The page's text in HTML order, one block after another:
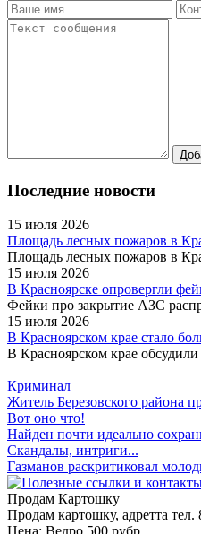
Последние новости
15 июля 2026
Площадь лесных пожаров в
Площадь лесных пожаров в
15 июля 2026
В Красноярске опровергли
Фейки про закрытие АЗС
15 июля 2026
В Красноярском крае стало
В Красноярском крае
Криминал
Житель Березовского района
Вот оно что!
Найден почти идеально
Скандалы, интриги...
Газманов раскритиковал
Продам Картошку
Продам картошку, адретта тел.